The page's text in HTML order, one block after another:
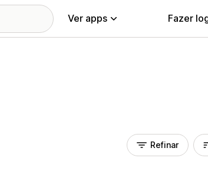
Ver apps Fazer
Refinar